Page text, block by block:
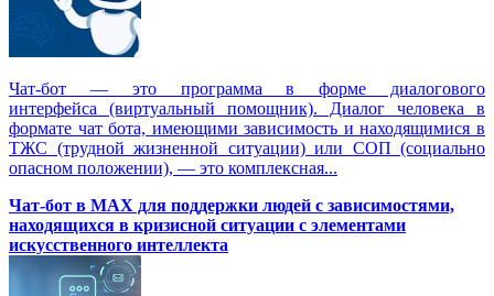
Чат-бот — это программа в форме диалогового
интерфейса (виртуальный помощник). Диалог человека в
формате чат бота, имеющими зависимость и находящимися в
ТЖС (трудной жизненной ситуации) или СОП (социально
опасном положении), — это комплексная...
Чат-бот в MAX для поддержки людей с зависимостями,
находящихся в кризисной ситуации с элементами
искусственного интеллекта